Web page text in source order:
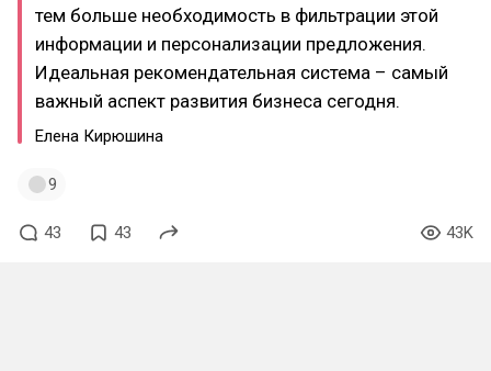
тем больше необходимость в фильтрации этой
информации и персонализации предложения.
Идеальная рекомендательная система – самый
важный аспект развития бизнеса сегодня.
Елена Кирюшина
9
43 43 43K